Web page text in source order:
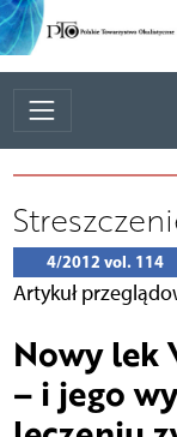
4/2012 vol. 114
Artykuł
Nowy lek
– i jego